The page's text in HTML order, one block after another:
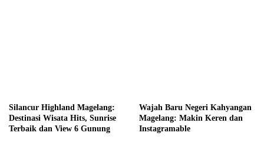
Silancur Highland Magelang:
Destinasi Wisata Hits, Sunrise
Terbaik dan View 6 Gunung
Wajah Baru Negeri Kahyangan
Magelang: Makin Keren dan
Instagramable